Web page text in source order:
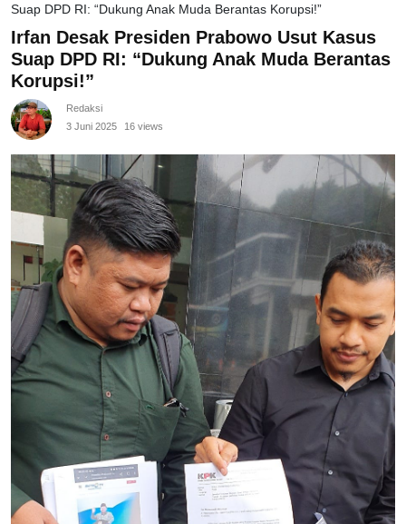
Suap DPD RI: “Dukung Anak Muda Berantas Korupsi!”
Irfan Desak Presiden Prabowo Usut Kasus
Suap DPD RI: “Dukung Anak Muda Berantas
Korupsi!”
Redaksi
3 Juni 2025
16 views